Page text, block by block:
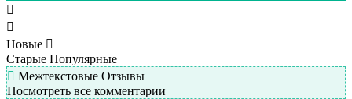
Новые
Старые Популярные
Межтекстовые Отзывы
Посмотреть все комментарии